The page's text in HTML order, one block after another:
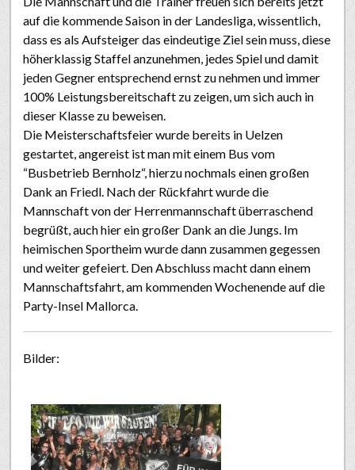
auf die kommende Saison in der Landesliga, wissentlich,
dass es als Aufsteiger das eindeutige Ziel sein muss, diese
höherklassig Staffel anzunehmen, jedes Spiel und damit
jeden Gegner entsprechend ernst zu nehmen und immer
100% Leistungsbereitschaft zu zeigen, um sich auch in
dieser Klasse zu beweisen.
Die Meisterschaftsfeier wurde bereits in Uelzen
gestartet, angereist ist man mit einem Bus vom
“Busbetrieb Bernholz“, hierzu nochmals einen großen
Dank an Friedl. Nach der Rückfahrt wurde die
Mannschaft von der Herrenmannschaft überraschend
begrüßt, auch hier ein großer Dank an die Jungs. Im
heimischen Sportheim wurde dann zusammen gegessen
und weiter gefeiert. Den Abschluss macht dann einem
Mannschaftsfahrt, am kommenden Wochenende auf die
Party-Insel Mallorca.
Bilder: